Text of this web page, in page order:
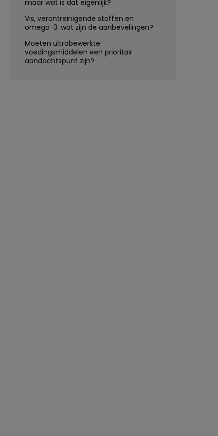
maar wat is dat eigenlijk?
Vis, verontreinigende stoffen en
omega-3: wat zijn de aanbevelingen?
Moeten ultrabewerkte
voedingsmiddelen een prioritair
aandachtspunt zijn?